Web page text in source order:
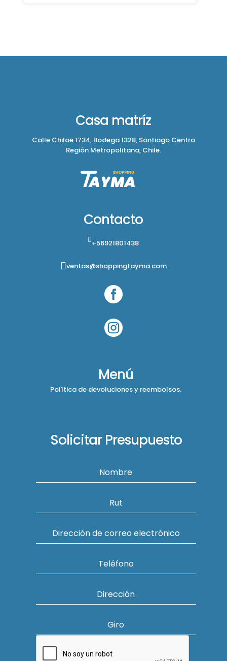
Casa matríz
Calle Chiloe 1734, Bodega 1328, Santiago Centro
Región Metropolitana, Chile.
Contacto
+56921801438
ventas@shoppingtayma.com


Menú
Política de devoluciones y reembolsos.
Solicitar Presupuesto
Nombre
Rut
Dirección de correo electrónico
Teléfono
Dirección
Giro